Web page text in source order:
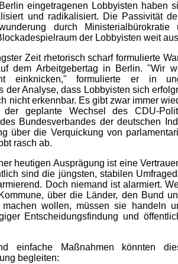
eingetragenen Lobbyisten haben
und radikalisiert. Die Passivität
durch
der Lobbyisten weit
Zeit rhetorisch scharf formulierte
dem Arbeitgebertag in Berlin. "Wir
einknicken," formulierte er in
der Analyse, dass Lobbyisten sich
nicht erkennbar. Es gibt zwar immer
geplante Wechsel des CDU-
Bundesverbandes der deutschen
über die Verquickung von
rasch ab.
heutigen Ausprägung ist eine
sind die jüngsten, stabilen
Doch niemand ist alarmiert.
über die Länder, den Bund
machen wollen, müssen sie handeln
Entscheidungsfindung und
einfache Maßnahmen könnten
begleiten: